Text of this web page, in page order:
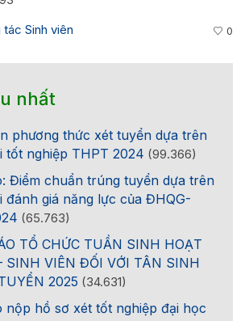
Sinh viên 0
nhất
phương thức xét tuyển dựa trên
tốt nghiệp THPT 2024 (99.366)
Điểm chuẩn trúng tuyển dựa trên
đánh giá năng lực của ĐHQG-
(65.763)
TỔ CHỨC TUẦN SINH HOẠT
SINH VIÊN ĐỐI VỚI TÂN SINH
2025 (34.631)
nộp hồ sơ xét tốt nghiệp đại học